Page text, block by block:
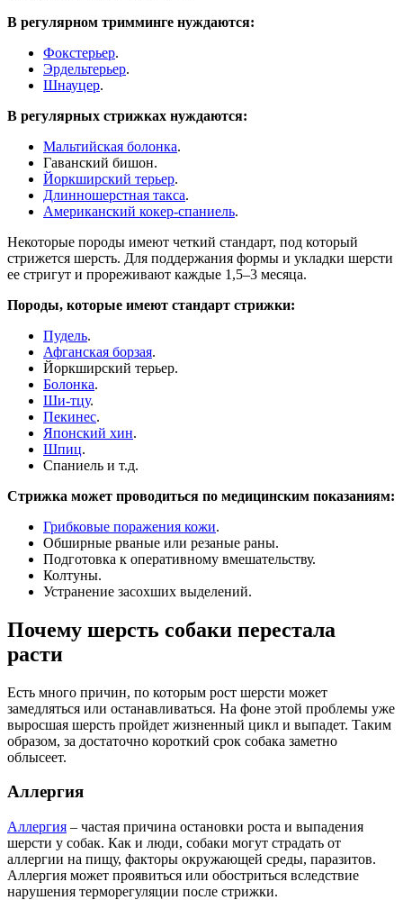
В регулярном тримминге нуждаются:
Фокстерьер.
Эрдельтерьер.
Шнауцер.
В регулярных стрижках нуждаются:
Мальтийская болонка.
Гаванский бишон.
Йоркширский терьер.
Длинношерстная такса.
Американский кокер-спаниель.
Некоторые породы имеют четкий стандарт, под который
стрижется шерсть. Для поддержания формы и укладки шерсти
ее стригут и прореживают каждые 1,5–3 месяца.
Породы, которые имеют стандарт стрижки:
Пудель.
Афганская борзая.
Йоркширский терьер.
Болонка.
Ши-тцу.
Пекинес.
Японский хин.
Шпиц.
Спаниель и т.д.
Стрижка может проводиться по медицинским показаниям:
Грибковые поражения кожи.
Обширные рваные или резаные раны.
Подготовка к оперативному вмешательству.
Колтуны.
Устранение засохших выделений.
Почему шерсть собаки перестала
расти
Есть много причин, по которым рост шерсти может
замедляться или останавливаться. На фоне этой проблемы уже
выросшая шерсть пройдет жизненный цикл и выпадет. Таким
образом, за достаточно короткий срок собака заметно
облысеет.
Аллергия
Аллергия – частая причина остановки роста и выпадения
шерсти у собак. Как и люди, собаки могут страдать от
аллергии на пищу, факторы окружающей среды, паразитов.
Аллергия может проявиться или обостриться вследствие
нарушения терморегуляции после стрижки.